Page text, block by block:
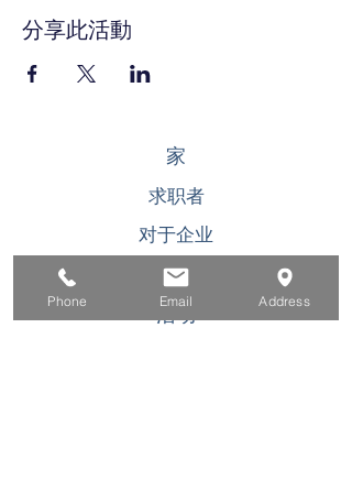
分享此活動
家
求职者
对于企业
为青年
活动
Phone Email Address